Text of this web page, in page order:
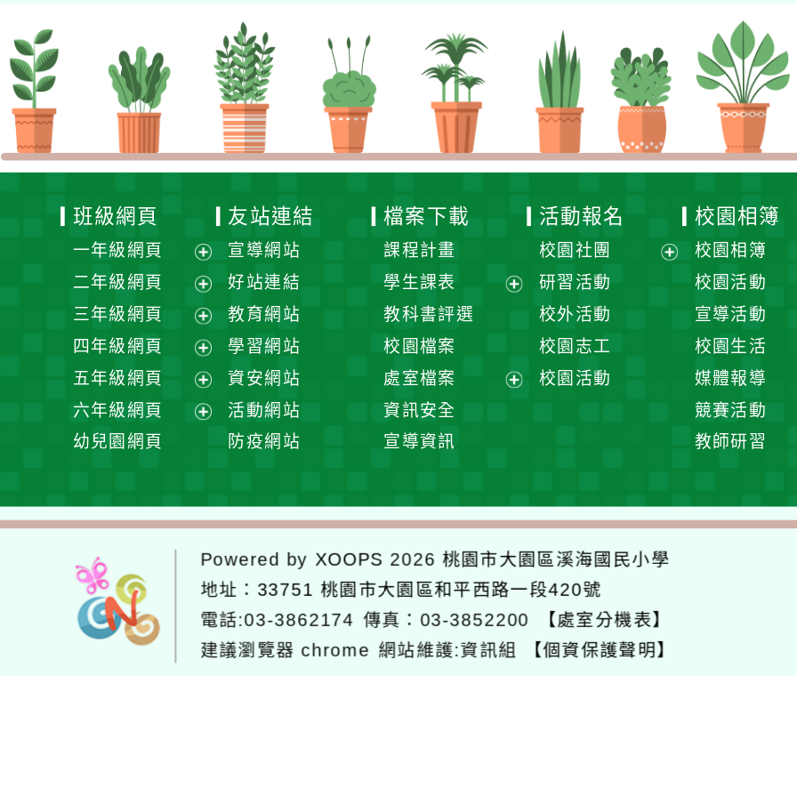
班級網頁
一年級網頁
展
開
選
單
二年級網頁
展
開
選
單
三年級網頁
展
開
選
單
四年級網頁
展
選
五年級網頁
展
開
六年級網頁
單
幼兒園網頁
友站連結
宣導網站
好站連結
教育網站
學習網站
資安網站
活動網站
防疫網站
檔案下載
課程計畫
學生課表
單
教科書評選
校園檔案
處室檔案
資訊安全
宣導資訊
活動報名
校園社團
研習活動
校外活動
校園志工
校園活動
校園相簿
校園相簿
校園活動
宣導活動
校園生活
媒體報導
競賽活動
教師研習
Powered by XOOPS 2026桃園市大園區溪海國民小學
地址： 33751 桃園市大園區和平西路一段420號
電話:03-3862174 傳真：03-3852200 【處室分機表】
建議瀏覽器 chrome 網站維護:資訊組 【個資保護聲明】